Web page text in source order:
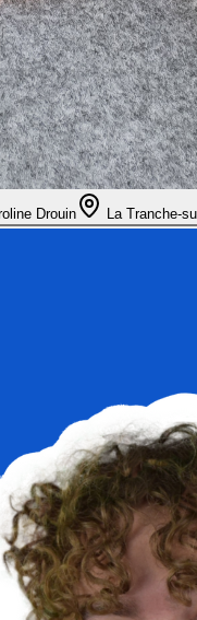
Drouin La Tranche-